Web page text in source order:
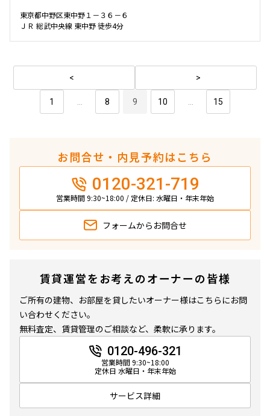
東京都中野区東中野１－３６－６
ＪＲ 総武中央線 東中野 徒歩4分
1 ... 8 9 10 ... 15
お問合せ・内見予約はこちら
0120-321-719
営業時間 9:30~18:00 / 定休日: 水曜日・年末年始
フォームから お問合せ
賃貸運営をお考えのオーナーの皆様
ご所有の建物、お部屋を貸したいオーナー様はこちらにお問
い合わせください。
無料査定、賃貸管理のご相談など、柔軟に承ります。
0120-496-321
営業時間 9:30~18:00
定休日 水曜日・年末年始
サービス詳細